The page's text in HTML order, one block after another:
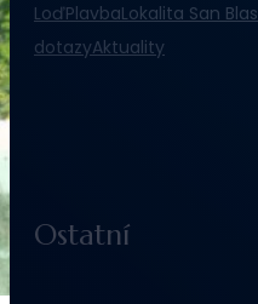
LoďPlavbaLokalita San Blas
dotazyAktuality
Ostatní